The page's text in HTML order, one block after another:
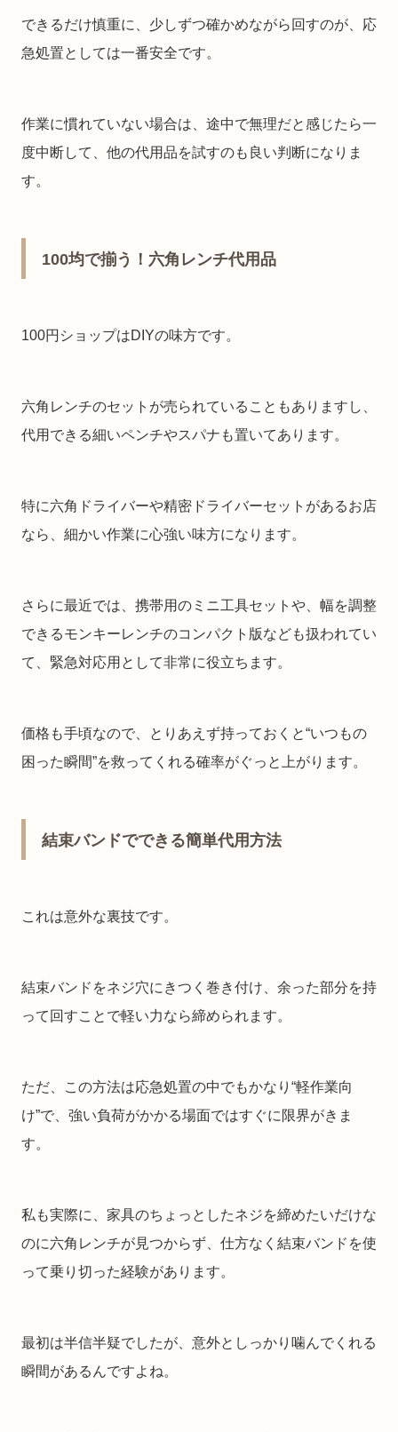
できるだけ慎重に、少しずつ確かめながら回すのが、応
急処置としては一番安全です。
作業に慣れていない場合は、途中で無理だと感じたら一
度中断して、他の代用品を試すのも良い判断になりま
す。
100均で揃う！六角レンチ代用品
100円ショップはDIYの味方です。
六角レンチのセットが売られていることもありますし、
代用できる細いペンチやスパナも置いてあります。
特に六角ドライバーや精密ドライバーセットがあるお店
なら、細かい作業に心強い味方になります。
さらに最近では、携帯用のミニ工具セットや、幅を調整
できるモンキーレンチのコンパクト版なども扱われてい
て、緊急対応用として非常に役立ちます。
価格も手頃なので、とりあえず持っておくと“いつもの
困った瞬間”を救ってくれる確率がぐっと上がります。
結束バンドでできる簡単代用方法
これは意外な裏技です。
結束バンドをネジ穴にきつく巻き付け、余った部分を持
って回すことで軽い力なら締められます。
ただ、この方法は応急処置の中でもかなり“軽作業向
け”で、強い負荷がかかる場面ではすぐに限界がきま
す。
私も実際に、家具のちょっとしたネジを締めたいだけな
のに六角レンチが見つからず、仕方なく結束バンドを使
って乗り切った経験があります。
最初は半信半疑でしたが、意外としっかり噛んでくれる
瞬間があるんですよね。